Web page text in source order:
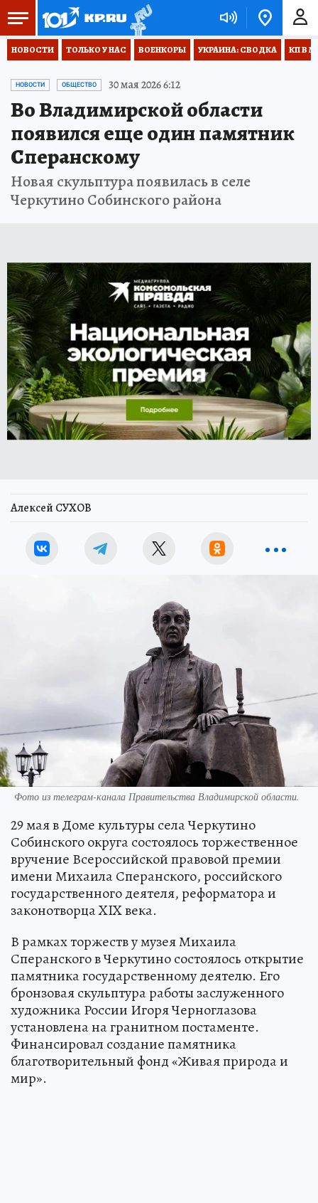
НОВОСТИ ТОЛЬКО У НАС ВОЕНКОРЫ УКРАИНА: СВОДКА КП В
НОВОСТИ ОБЩЕСТВО 30 мая 2026 6:12
Во Владимирской области
появился еще один памятник
Сперанскому
Новая скульптура появилась в селе
Черкутино Собинского района
Алексей СУХОВ
Фото из телеграм-канала Правительства Владимирской области.
29 мая в Доме культуры села Черкутино
Собинского округа состоялось торжественное
вручение Всероссийской правовой премии
имени Михаила Сперанского, российского
государственного деятеля, реформатора и
законотворца XIX века.
В рамках торжеств у музея Михаила
Сперанского в Черкутино состоялось открытие
памятника государственному деятелю. Его
бронзовая скульптура работы заслуженного
художника России Игоря Черноглазова
установлена на гранитном постаменте.
Финансировал создание памятника
благотворительный фонд «Живая природа и
мир».